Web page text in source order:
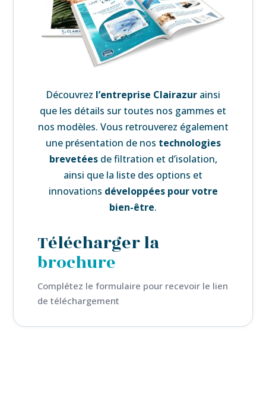
Découvrez l’entreprise Clairazur ainsi
que les détails sur toutes nos gammes et
nos modèles. Vous retrouverez également
une présentation de nos technologies
brevetéesde filtration et d’isolation,
ainsi que la liste des options et
innovations développées pour votre
bien-être.
Télécharger la
brochure
Complétez le formulaire pour recevoir le lien
de téléchargement